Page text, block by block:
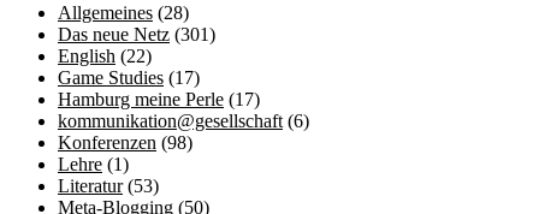
Allgemeines (28)
Das neue Netz (301)
English (22)
Game Studies (17)
Hamburg meine Perle (17)
kommunikation@gesellschaft (6)
Konferenzen (98)
Lehre (1)
Literatur(53)
Meta-Blogging (50)